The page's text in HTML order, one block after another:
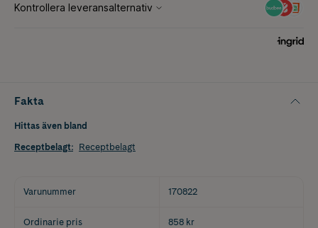
Fakta
Hittas även bland
Receptbelagt: Receptbelagt
Varunummer 170822
Ordinarie pris 858 kr